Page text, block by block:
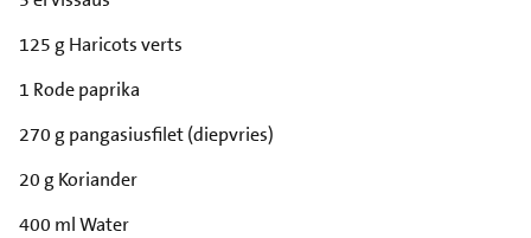
125 g Haricots verts
1 Rode paprika
270 g pangasiusfilet (diepvries)
20 g Koriander
400 ml Water